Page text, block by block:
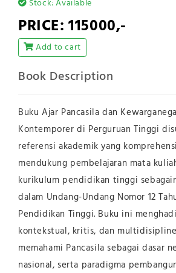
Stock: Available
PRICE: 115000,-
Add to cart
Book Description
Buku Ajar Pancasila dan
Kontemporer di Perguruan Tinggi
referensi akademik yang
mendukung pembelajaran mata
kurikulum pendidikan tinggi
dalam Undang-Undang Nomor 12
Pendidikan Tinggi. Buku ini
kontekstual, kritis, dan
memahami Pancasila sebagai dasar
nasional, serta paradigma